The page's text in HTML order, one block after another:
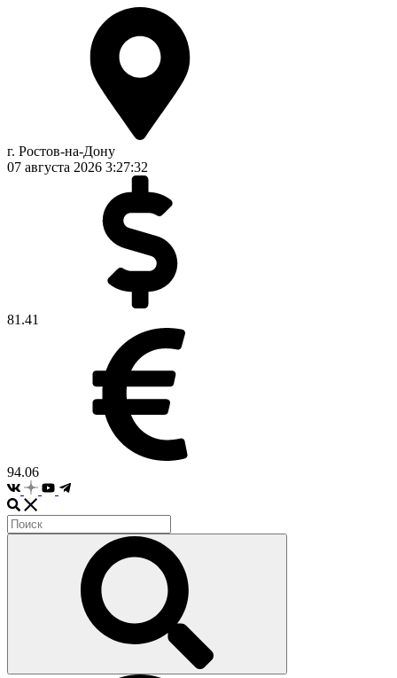
г. Ростов-на-Дону
07 августа 2026 3:27:32
81.41
94.06